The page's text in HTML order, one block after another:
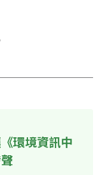
環境資訊中